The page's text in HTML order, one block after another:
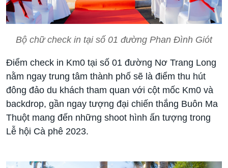
Bộ chữ check in tại số 01 đường Phan Đình Giót
Điểm check in Km0 tại số 01 đường Nơ Trang Long
nằm ngay trung tâm thành phố sẽ là điểm thu hút
đông đảo du khách tham quan với cột mốc Km0 và
backdrop, gần ngay tượng đại chiến thắng Buôn Ma
Thuột mang đến những shoot hình ấn tượng trong
Lễ hội Cà phê 2023.